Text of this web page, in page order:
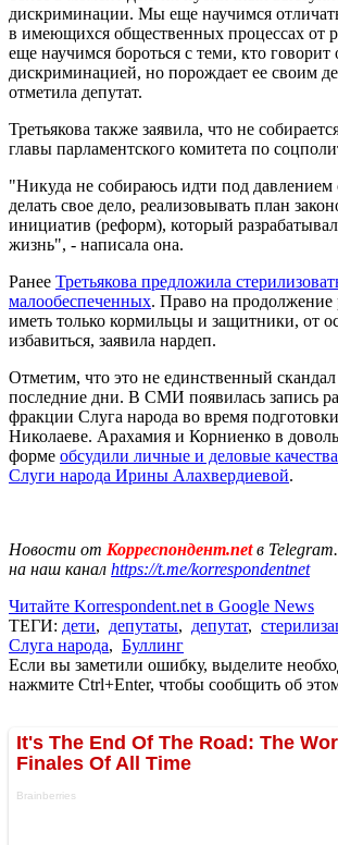
дискриминации. Мы еще научимся
в имеющихся общественных процессах от
еще научимся бороться с теми, кто говорит
дискриминацией, но порождает ее своим
отметила депутат.
Третьякова также заявила, что не
главы парламентского комитета по
"Никуда не собираюсь идти под
делать свое дело, реализовывать план
инициатив (реформ), который
жизнь", - написала она.
Ранее Третьякова предложила
малообеспеченных. Право на
иметь только кормильцы и защитники, от
избавиться, заявила нардеп.
Отметим, что это не единственный скандал
последние дни. В СМИ появилась запись
фракции Слуга народа во время
Николаеве. Арахамия и Корниенко в
форме обсудили личные и деловые
Слуги народа Ирины Алахвердиевой.
Новости от Корреспондент.netв
на наш канал https://t.me/korrespondentnet
Читайте Korrespondent.net в Google News
ТЕГИ: дети, депутаты, депутат,
Слуга народа, Буллинг
Если вы заметили ошибку, выделите
нажмите Ctrl+Enter, чтобы сообщить об